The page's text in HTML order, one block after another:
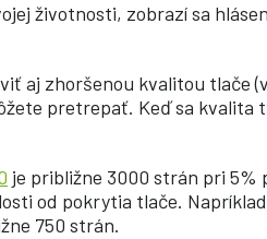
životnosti, zobrazí sa
aj zhoršenou kvalitou tlače
pretrepať. Keď sa kvalita
je približne 3000 strán pri
od pokrytia tlače.
750 strán.